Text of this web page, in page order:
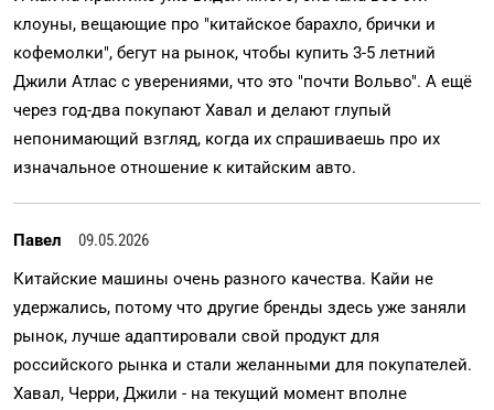
клоуны, вещающие про "китайское барахло, брички и
кофемолки", бегут на рынок, чтобы купить 3-5 летний
Джили Атлас с уверениями, что это "почти Вольво". А ещё
через год-два покупают Хавал и делают глупый
непонимающий взгляд, когда их спрашиваешь про их
изначальное отношение к китайским авто.
Павел
09.05.2026
Китайские машины очень разного качества. Кайи не
удержались, потому что другие бренды здесь уже заняли
рынок, лучше адаптировали свой продукт для
российского рынка и стали желанными для покупателей.
Хавал, Черри, Джили - на текущий момент вполне